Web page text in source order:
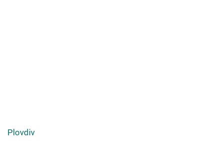
Plovdiv